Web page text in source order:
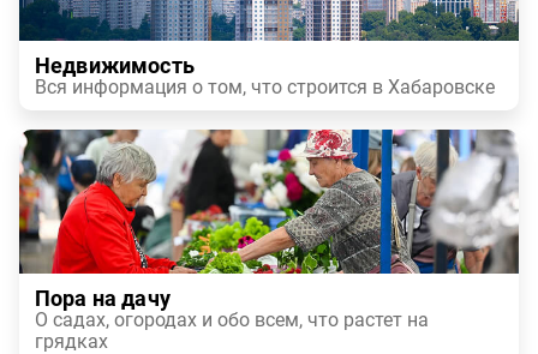
Недвижимость
Вся информация о том, что строится в Хабаровске
Пора на дачу
О садах, огородах и обо всем, что растет на
грядках